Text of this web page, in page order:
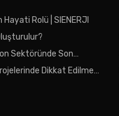
Rolü | SIENERJI
Sektöründe Son
Dikkat Edilmesi